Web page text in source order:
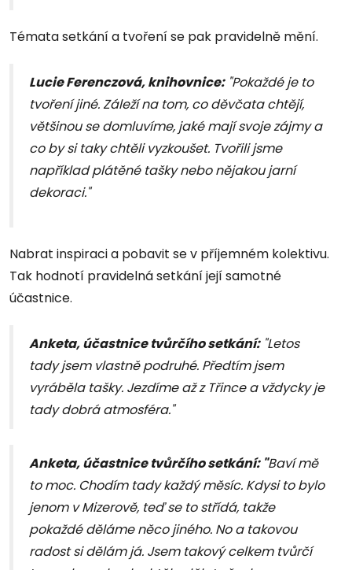
Témata setkání a tvoření se pak pravidelně mění.
Lucie Ferenczová, knihovnice:"Pokaždé je to
tvoření jiné. Záleží na tom, co děvčata chtějí,
většinou se domluvíme, jaké mají svoje zájmy a
co by si taky chtěli vyzkoušet. Tvořili jsme
například plátěné tašky nebo nějakou jarní
dekoraci."
Nabrat inspiraci a pobavit se v příjemném kolektivu.
Tak hodnotí pravidelná setkání její samotné
účastnice.
Anketa, účastnice tvůrčího setkání:"Letos
tady jsem vlastně podruhé. Předtím jsem
vyráběla tašky. Jezdíme až z Třince a vždycky je
tady dobrá atmosféra."
Anketa, účastnice tvůrčího setkání:"Baví mě
to moc. Chodím tady každý měsíc. Kdysi to bylo
jenom v Mizerově, teď se to střídá, takže
pokaždé děláme něco jiného. No a takovou
radost si dělám já. Jsem takový celkem tvůrčí